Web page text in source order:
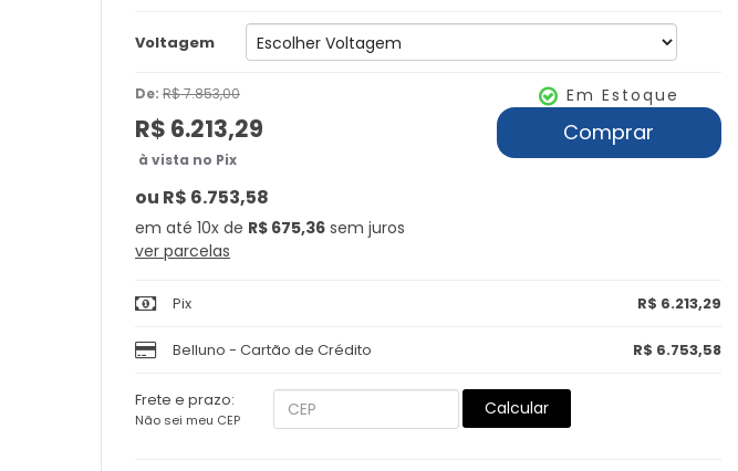
Voltagem
De: R$ 7.853,00
R$ 6.213,29
à vista no Pix
ou R$ 6.753,58
10x de R$ 675,36 sem juros
ver parcelas
Em Estoque
Comprar
Pix R$ 6.213,29
Belluno - Cartão de Crédito R$ 6.753,58
Frete e prazo:
Não sei meu CEP
Calcular